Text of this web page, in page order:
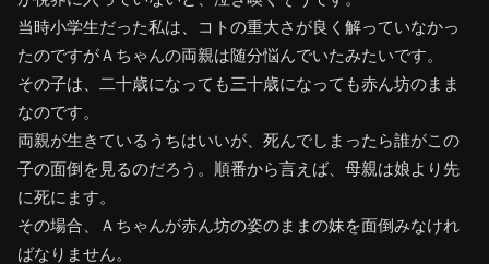
当時小学生だった私は、コトの重大さが良く解っていなかっ
たのですがＡちゃんの両親は随分悩んでいたみたいです。
その子は、二十歳になっても三十歳になっても赤ん坊のまま
なのです。
両親が生きているうちはいいが、死んでしまったら誰がこの
子の面倒を見るのだろう。順番から言えば、母親は娘より先
に死にます。
その場合、Ａちゃんが赤ん坊の姿のままの妹を面倒みなけれ
ばなりません。